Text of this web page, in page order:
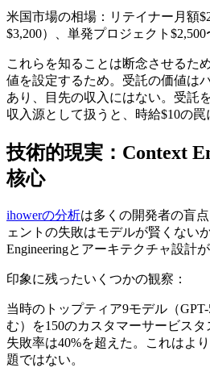
米国市場の相場：リテイナー月額
$3,200）、単発プロジェクト$2,500
これらを知ることは断念させるた
値を設定するため。受託の価値は
あり、目先の収入にはない。受託
収入源として扱うと、時給$10の罠
技術的現実：Context
核心
ihowerの分析は多くの開発者の盲
ェントの失敗はモデルが賢くない
Engineeringとアーキテクチャ設計
印象に残ったいくつかの観察：
当時のトップティア9モデル（
む）を150のカスタマーサービスタ
失敗率は40%を超えた。これはよ
題ではない。